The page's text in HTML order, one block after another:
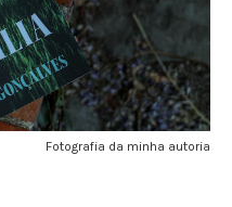
Fotografia da minha autoria